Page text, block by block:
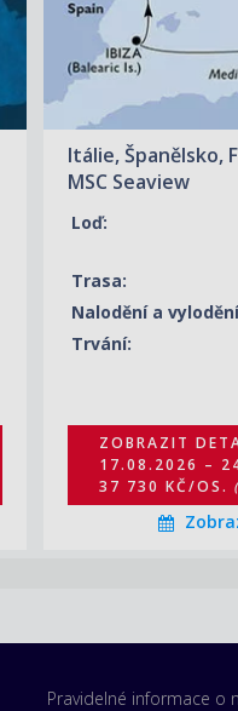
Itálie, Španělsko,
MSC Seaview
Loď:
Trasa:
Nalodění a
Trvání:
ZOBRAZIT
17.08.2026 –
37 730 KČ/OS.
Pravidelné informace o